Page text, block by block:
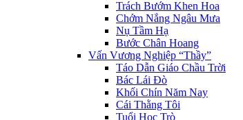
Trách Bướm Khen Hoa
Chớm Nắng Ngâu Mưa
Nụ Tầm Hạ
Bước Chân Hoang
Vấn Vương Nghiệp “Thầy”
Táo Dẫn Giáo Chầu Trời
Bác Lái Đò
Khối Chín Năm Nay
Cái Thằng Tôi
Tuổi Học Trò